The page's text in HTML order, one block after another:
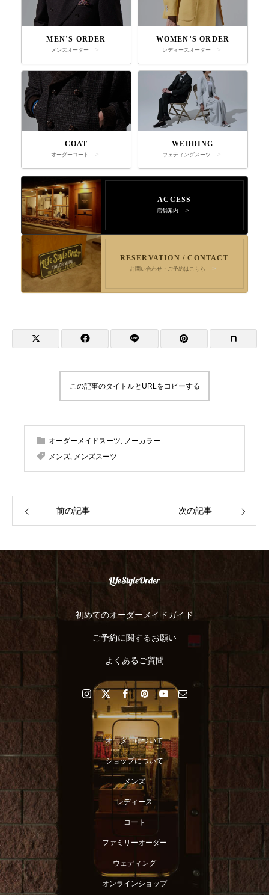
MEN’S ORDER
メンズオーダー
WOMEN’S ORDER
レディースオーダー
COAT
オーダーコート
WEDDING
ウェディングスーツ
ACCESS
店舗案内
RESERVATION / CONTACT
お問い合わせ・ご予約はこちら
この記事のタイトルとURLをコピーする
オーダーメイドスーツ, ノーカラー
メンズ, メンズスーツ
前の記事 次の記事
初めてのオーダーメイドガイド
ご予約に関するお願い
よくあるご質問
オーダーについて
ショップについて
メンズ
レディース
コート
ファミリーオーダー
ウェディング
オンラインショップ
店舗へ連絡 来店予約・問い合わせ